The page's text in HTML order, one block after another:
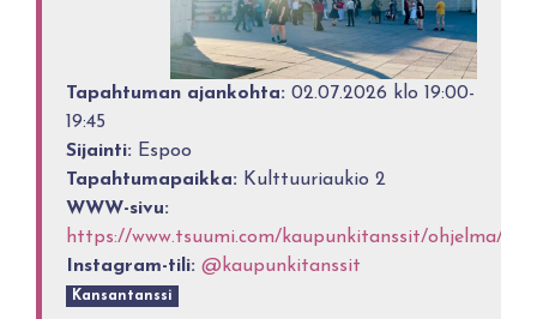
Tapahtuman ajankohta: 02.07.2026 klo 19:00-
19:45
Sijainti: Espoo
Tapahtumapaikka: Kulttuuriaukio 2
WWW-sivu:
https://www.tsuumi.com/kaupunkitanssit/ohjelma/
Instagram-tili: @kaupunkitanssit
Kansantanssi